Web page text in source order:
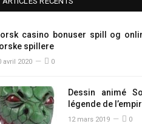
casino bonuser spill og
spillere
avril 2020 0
Dessin animé
légende de
12 mars 2019 0